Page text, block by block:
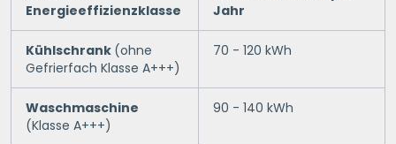
Energieeffizienzklasse
Jahr
Kühlschrank (ohne
Gefrierfach Klasse A+++)
70 - 120 kWh
Waschmaschine
(Klasse A+++)
90 - 140 kWh